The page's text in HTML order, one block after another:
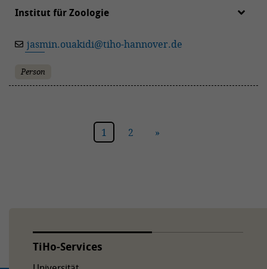
Institut für Zoologie
jasmin.ouakidi@tiho-hannover.de
Person
1 2 »
TiHo-Services